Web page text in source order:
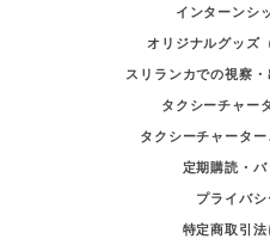
インターンシ
オリジナルグッズ
スリランカでの視察
タクシーチャー
タクシーチャータ
定期購読・
プライバ
特定商取引